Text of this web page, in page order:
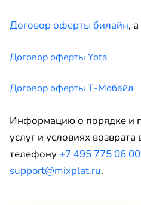
Договор оферты билайн,
Договор оферты Yota
Договор оферты Т-Мобайл
Информацию о порядке и
услуг и условиях
телефону +7 495 775 06 00
support@mixplat.ru.